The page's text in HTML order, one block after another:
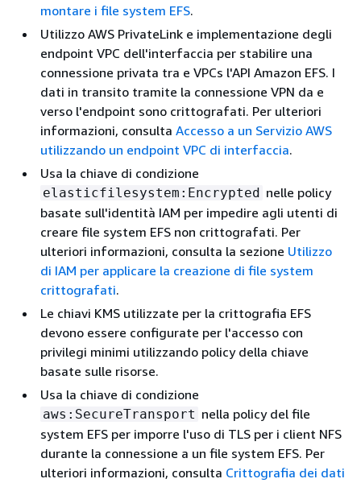
montare i file system EFS.
Utilizzo AWS PrivateLink e implementazione degli
endpoint VPC dell'interfaccia per stabilire una
connessione privata tra e VPCs l'API Amazon EFS. I
dati in transito tramite la connessione VPN da e
verso l'endpoint sono crittografati. Per ulteriori
informazioni, consulta Accesso a un Servizio AWS
utilizzando un endpoint VPC di interfaccia.
Usa la chiave di condizione
elasticfilesystem:Encrypted nelle policy
basate sull'identità IAM per impedire agli utenti di
creare file system EFS non crittografati. Per
ulteriori informazioni, consulta la sezione Utilizzo
di IAM per applicare la creazione di file system
crittografati.
Le chiavi KMS utilizzate per la crittografia EFS
devono essere configurate per l'accesso con
privilegi minimi utilizzando policy della chiave
basate sulle risorse.
Usa la chiave di condizione
aws:SecureTransport nella policy del file
system EFS per imporre l'uso di TLS per i client NFS
durante la connessione a un file system EFS. Per
ulteriori informazioni, consulta Crittografia dei dati